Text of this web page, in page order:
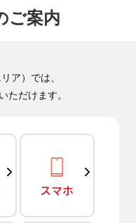
ご案内
ア）では、
ただけます。
スマホ